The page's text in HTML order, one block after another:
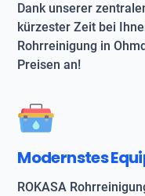
Dank unserer
kürzester Zeit bei
Rohrreinigung in
Preisen an!
Modernstes
ROKASA